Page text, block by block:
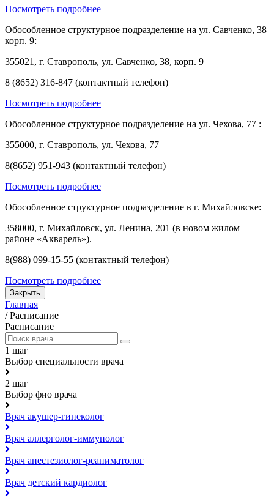
Посмотреть подробнее
Обособленное структурное подразделение на ул. Савченко, 38
корп. 9:
355021, г. Ставрополь, ул. Савченко, 38, корп. 9
8 (8652) 316-847 (контактный телефон)
Посмотреть подробнее
Обособленное структурное подразделение на ул. Чехова, 77 :
355000, г. Ставрополь, ул. Чехова, 77
8(8652) 951-943 (контактный телефон)
Посмотреть подробнее
Обособленное структурное подразделение в г. Михайловске:
358000, г. Михайловск, ул. Ленина, 201 (в новом жилом
районе «Акварель»).
8(988) 099-15-55 (контактный телефон)
Посмотреть подробнее
Закрыть
Главная
/ Расписание
Расписание
1 шаг
Выбор специальности врача
2 шаг
Выбор фио врача
Врач акушер-гинеколог
Врач аллерголог-иммунолог
Врач анестезиолог-реаниматолог
Врач детский кардиолог